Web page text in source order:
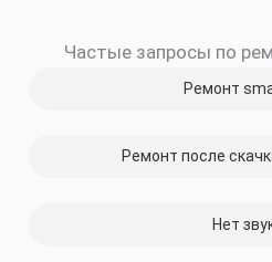
Частые запросы по
Ремонт
Ремонт после
Нет